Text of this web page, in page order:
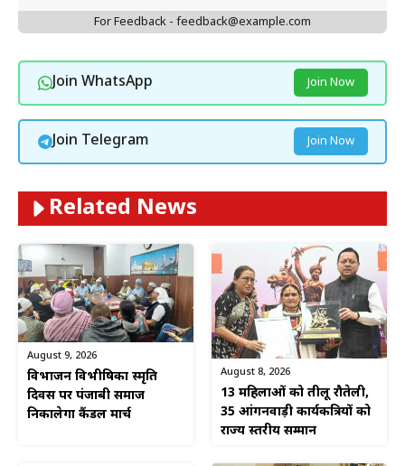
For Feedback - feedback@example.com
Join WhatsApp Join Now
Join Telegram Join Now
Related News
August 9, 2026
विभाजन विभीषिका स्मृति
दिवस पर पंजाबी समाज
निकालेगा कैंडल मार्च
August 8, 2026
13 महिलाओं को तीलू रौतेली,
35 आंगनवाड़ी कार्यकत्रियों को
राज्य स्तरीय सम्मान